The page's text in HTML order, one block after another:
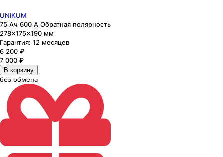
UNIKUM
75 Ач 600 А Обратная полярность
278×175×190 мм
Гарантия: 12 месяцев
6 200 ₽
7 000 ₽
В корзину
без обмена